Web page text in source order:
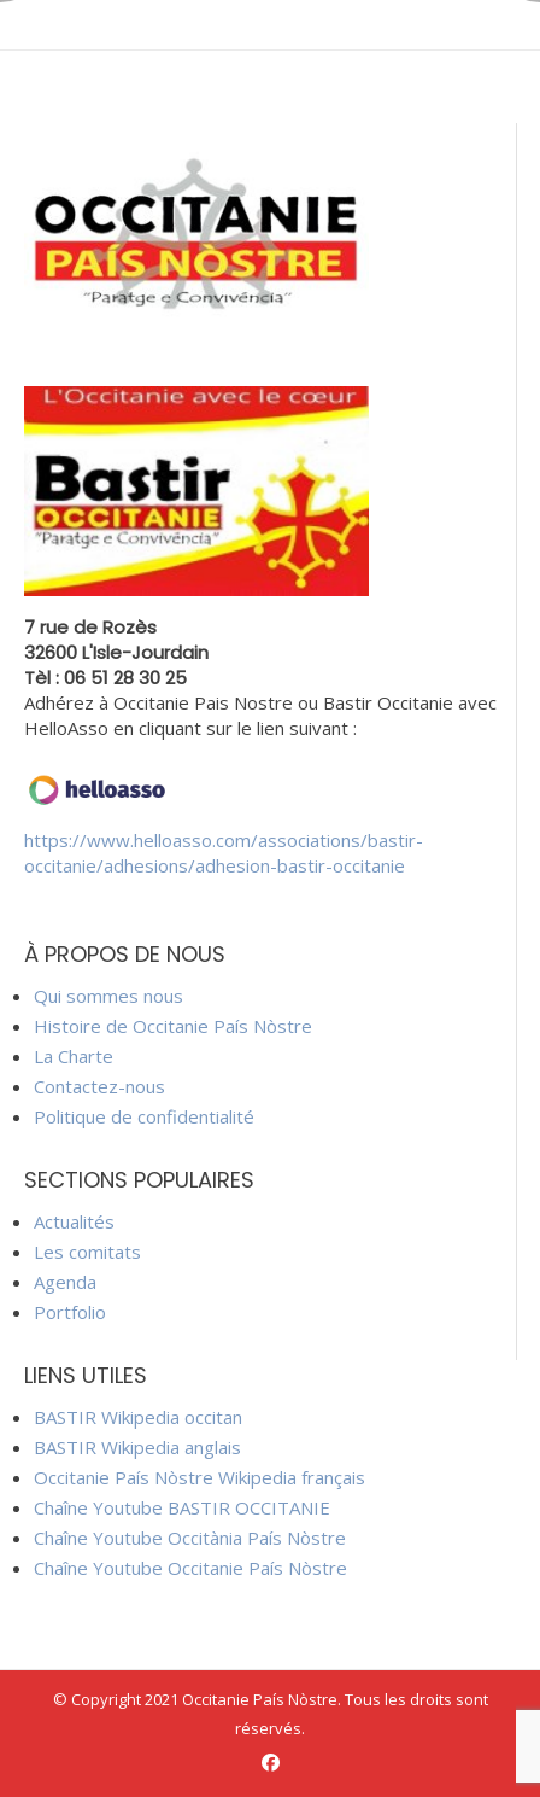
7 rue de Rozès
32600 L'Isle-Jourdain
Tèl : 06 51 28 30 25
Adhérez à Occitanie Pais Nostre ou Bastir Occitanie avec
HelloAsso en cliquant sur le lien suivant :
https://www.helloasso.com/associations/bastir-
occitanie/adhesions/adhesion-bastir-occitanie
À PROPOS DE NOUS
Qui sommes nous
Histoire de Occitanie País Nòstre
La Charte
Contactez-nous
Politique de confidentialité
SECTIONS POPULAIRES
Actualités
Les comitats
Agenda
Portfolio
LIENS UTILES
BASTIR Wikipedia occitan
BASTIR Wikipedia anglais
Occitanie País Nòstre Wikipedia français
Chaîne Youtube BASTIR OCCITANIE
Chaîne Youtube Occitània País Nòstre
Chaîne Youtube Occitanie País Nòstre
© Copyright 2021 Occitanie País Nòstre. Tous les droits sont
réservés.